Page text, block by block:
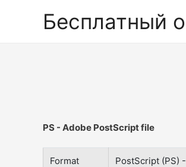
Бесплатный
PS - Adobe PostScript file
Format
PostScript (PS)